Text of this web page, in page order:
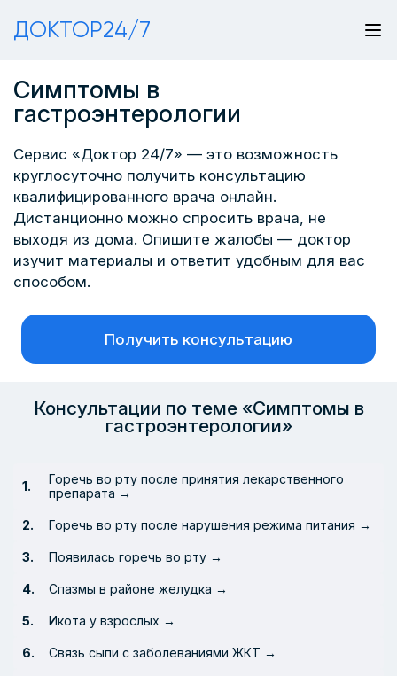
ДОКТОР24/7
Симптомы в
гастроэнтерологии
Сервис «Доктор 24/7» — это возможность
круглосуточно получить консультацию
квалифицированного врача онлайн.
Дистанционно можно спросить врача, не
выходя из дома. Опишите жалобы — доктор
изучит материалы и ответит удобным для вас
способом.
Получить консультацию
Консультации по теме «Симптомы в
гастроэнтерологии»
Горечь во рту после принятия лекарственного
препарата →
Горечь во рту после нарушения режима питания →
Появилась горечь во рту →
Спазмы в районе желудка →
Икота у взрослых →
Связь сыпи с заболеваниями ЖКТ →